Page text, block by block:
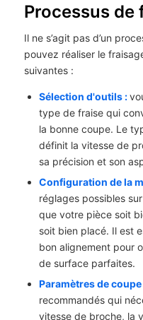
Processus de
Il ne s’agit pas d’un
pouvez réaliser le
suivantes :
Sélection d'outils :
type de fraise qui
la bonne coupe. Le
définit la vitesse de
sa précision et son
Configuration de la
réglages possibles
que votre pièce soit
soit bien placé. Il est
bon alignement pour
de surface parfaites.
Paramètres de coupe
recommandés qui
vitesse de broche, la